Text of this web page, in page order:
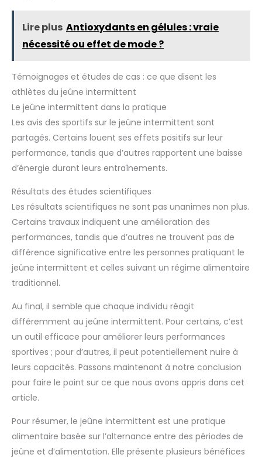
Lire plus Antioxydants en gélules : vraie
nécessité ou effet de mode ?
Témoignages et études de cas : ce que disent les
athlètes du jeûne intermittent
Le jeûne intermittent dans la pratique
Les avis des sportifs sur le jeûne intermittent sont
partagés. Certains louent ses effets positifs sur leur
performance, tandis que d’autres rapportent une baisse
d’énergie durant leurs entraînements.
Résultats des études scientifiques
Les résultats scientifiques ne sont pas unanimes non plus.
Certains travaux indiquent une amélioration des
performances, tandis que d’autres ne trouvent pas de
différence significative entre les personnes pratiquant le
jeûne intermittent et celles suivant un régime alimentaire
traditionnel.
Au final, il semble que chaque individu réagit
différemment au jeûne intermittent. Pour certains, c’est
un outil efficace pour améliorer leurs performances
sportives ; pour d’autres, il peut potentiellement nuire à
leurs capacités. Passons maintenant à notre conclusion
pour faire le point sur ce que nous avons appris dans cet
article.
Pour résumer, le jeûne intermittent est une pratique
alimentaire basée sur l’alternance entre des périodes de
jeûne et d’alimentation. Elle présente plusieurs bénéfices